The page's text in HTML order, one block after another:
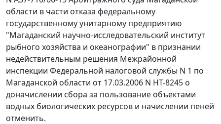
области в части отказа федеральному
государственному унитарному предприятию
"Магаданский научно-исследовательский институт
рыбного хозяйства и океанографии" в признании
недействительным решения Межрайонной
инспекции Федеральной налоговой службы N 1 по
Магаданской области от 17.03.2006 N НТ-8245 о
доначислении сбора за пользование объектами
водных биологических ресурсов и начислении пеней
отменить.